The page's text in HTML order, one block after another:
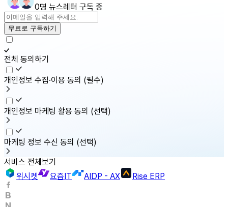
0명 뉴스레터 구독 중
무료로 구독하기
전체 동의하기
개인정보 수집·이용 동의 (필수)
개인정보 마케팅 활용 동의 (선택)
마케팅 정보 수신 동의 (선택)
서비스 전체보기
위시켓
요즘IT AIDP - AX Rise ERP